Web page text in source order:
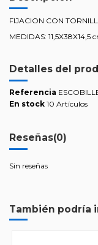
FIJACION CON
MEDIDAS: 11,5X38X14,5
Detalles del
Referencia
En stock 10 Artículos
Reseñas(0)
Sin reseñas
También podría